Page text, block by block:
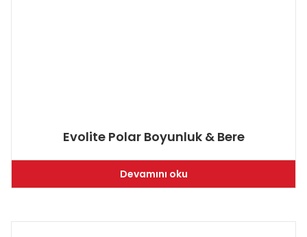
Evolite Polar Boyunluk & Bere
Devamını oku